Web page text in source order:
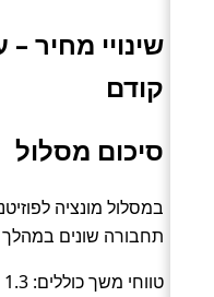
שינויי מחיר –
קודם
סיכום מסלול
תחבורה שונים במהלך 365 הימים האחרונים.